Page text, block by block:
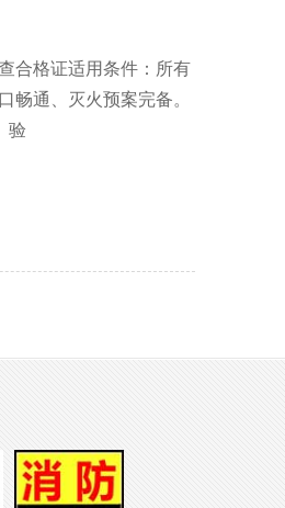
合格证适用条件：所有
畅通、灭火预案完备。
验